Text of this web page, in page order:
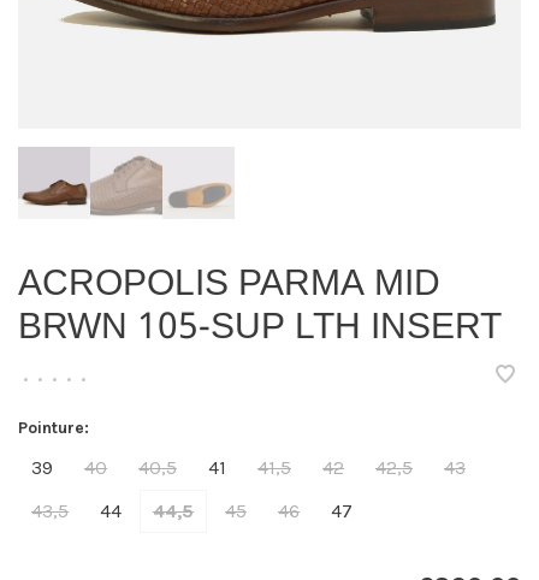
ACROPOLIS PARMA MID
BRWN 105-SUP LTH INSERT
• • • • •
Pointure:
39 40 40,5 41 41,5 42 42,5
43
43,5
44 44,5 45 46 47